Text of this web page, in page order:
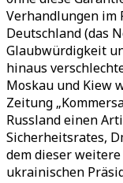
Verhandlungen im
Deutschland (das
Glaubwürdigkeit
hinaus
Moskau und Kiew
Zeitung
Russland einen
Sicherheitsrates,
dem dieser
ukrainischen